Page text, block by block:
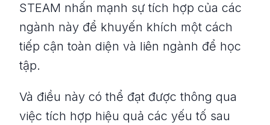
STEAM nhấn mạnh sự tích hợp của các
ngành này để khuyến khích một cách
tiếp cận toàn diện và liên ngành để học
tập.
Và điều này có thể đạt được thông qua
việc tích hợp hiệu quả các yếu tố sau